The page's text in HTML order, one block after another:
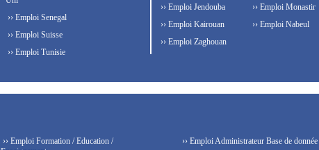
›› Emploi Senegal
›› Emploi Suisse
›› Emploi Tunisie
›› Emploi Jendouba
›› Emploi Kairouan
›› Emploi Monastir
›› Emploi Nabeul
›› Emploi Zaghouan
›› Emploi Formation / Education /
›› Emploi Administrateur Base de donnée